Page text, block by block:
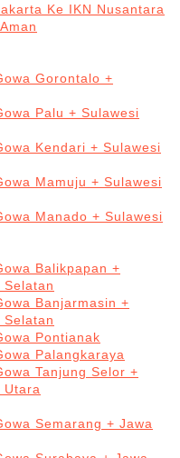
Ke IKN Nusantara
Gorontalo +
Palu + Sulawesi
Kendari + Sulawesi
Mamuju + Sulawesi
Manado + Sulawesi
Balikpapan +
Selatan
Banjarmasin +
Selatan
Pontianak
Palangkaraya
Tanjung Selor +
Utara
Semarang + Jawa